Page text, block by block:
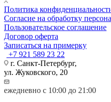
Политика
Согласие на обработку
Пользовательское соглашение
Договор оферта
Записаться на примерку
+7 921 589 23 22
г. Санкт-Петербург,
ул. Жуковского, 20
ежедневно с 10:00 до 21:00